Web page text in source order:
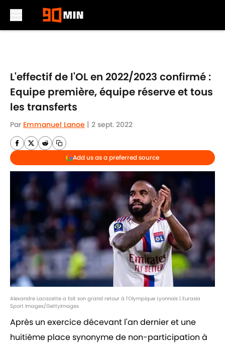
L'effectif de l'OL en 2022/2023 confirmé :
Equipe première, équipe réserve et tous
les transferts
Par Emmanuel Lanoe | 2 sept. 2022
Add us as a preferred source
Alexandre Lacazette a fait son grand retour à l'Olympique Lyonnais | Eurasia
Sport Images/GettyImages
Après un exercice décevant l'an dernier et une
huitième place synonyme de non-participation à